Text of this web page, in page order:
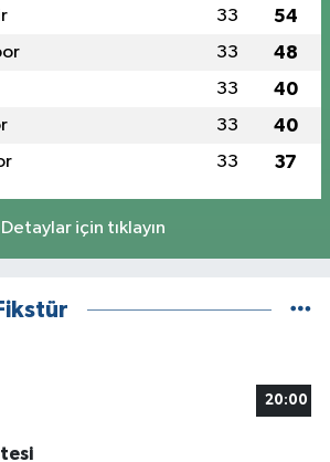
33 54
33 48
33 40
33 40
33 37
Detaylar için tıklayın
20:00